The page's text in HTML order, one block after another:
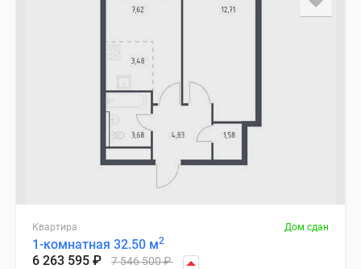
Квартира Дом сдан
1-комнатная 32.50 м2
6 263 595 ₽ 7 546 500₽